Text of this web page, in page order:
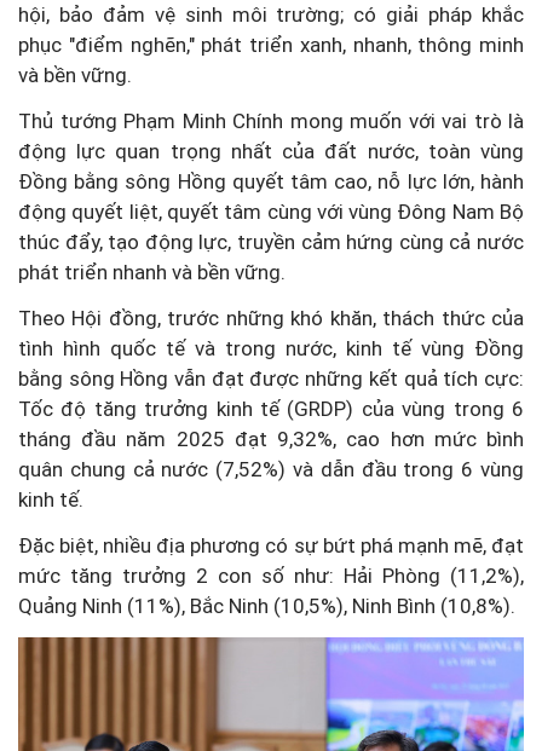
hội, bảo đảm vệ sinh môi trường; có giải pháp khắc
phục "điểm nghẽn," phát triển xanh, nhanh, thông minh
và bền vững.
Thủ tướng Phạm Minh Chính mong muốn với vai trò là
động lực quan trọng nhất của đất nước, toàn vùng
Đồng bằng sông Hồng quyết tâm cao, nỗ lực lớn, hành
động quyết liệt, quyết tâm cùng với vùng Đông Nam Bộ
thúc đẩy, tạo động lực, truyền cảm hứng cùng cả nước
phát triển nhanh và bền vững.
Theo Hội đồng, trước những khó khăn, thách thức của
tình hình quốc tế và trong nước, kinh tế vùng Đồng
bằng sông Hồng vẫn đạt được những kết quả tích cực:
Tốc độ tăng trưởng kinh tế (GRDP) của vùng trong 6
tháng đầu năm 2025 đạt 9,32%, cao hơn mức bình
quân chung cả nước (7,52%) và dẫn đầu trong 6 vùng
kinh tế.
Đặc biệt, nhiều địa phương có sự bứt phá mạnh mẽ, đạt
mức tăng trưởng 2 con số như: Hải Phòng (11,2%),
Quảng Ninh (11%), Bắc Ninh (10,5%), Ninh Bình (10,8%).